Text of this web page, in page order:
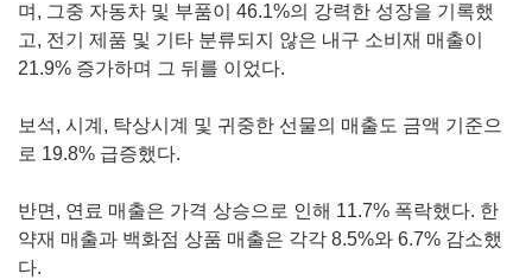
며, 그중 자동차 및 부품이 46.1%의 강력한 성장을 기록했
고, 전기 제품 및 기타 분류되지 않은 내구 소비재 매출이
21.9% 증가하며 그 뒤를 이었다.
보석, 시계, 탁상시계 및 귀중한 선물의 매출도 금액 기준으
로 19.8% 급증했다.
반면, 연료 매출은 가격 상승으로 인해 11.7% 폭락했다. 한
약재 매출과 백화점 상품 매출은 각각 8.5%와 6.7% 감소했
다.